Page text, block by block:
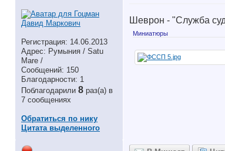
Регистрация: 14.06.2013
Адрес: Румыния / Satu
Mare /
Сообщений: 150
Благодарности: 1
Поблагодарили 8 раз(а) в
7 сообщениях
Обратиться по нику
Цитата выделенного
Шеврон - "Служба
Миниатюры